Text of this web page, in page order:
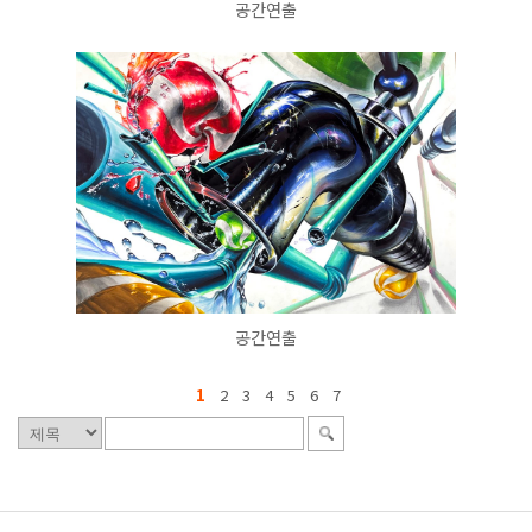
공간연출
공간연출
1 2 3 4 5 6 7